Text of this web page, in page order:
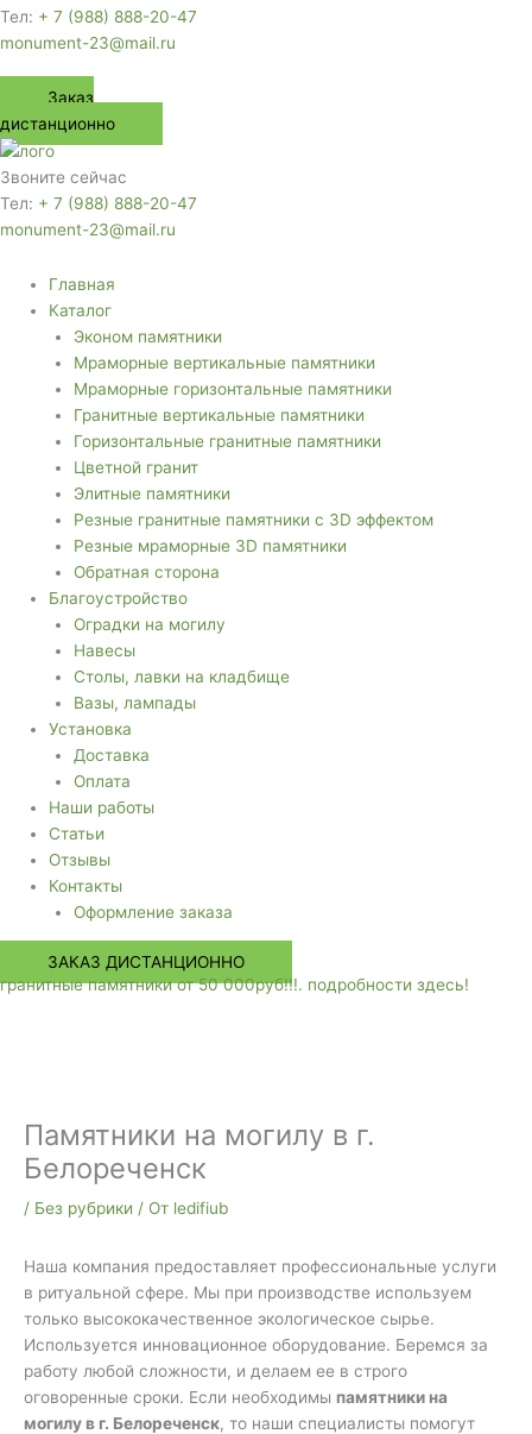
Тел: + 7 (988) 888-20-47
monument-23@mail.ru
Заказ
дистанционно
Звоните сейчас
Тел: + 7 (988) 888-20-47
monument-23@mail.ru
Главная
Каталог
Эконом памятники
Мраморные вертикальные памятники
Мраморные горизонтальные памятники
Гранитные вертикальные памятники
Горизонтальные гранитные памятники
Цветной гранит
Элитные памятники
Резные гранитные памятники с 3D эффектом
Резные мраморные 3D памятники
Обратная сторона
Благоустройство
Оградки на могилу
Навесы
Столы, лавки на кладбище
Вазы, лампады
Установка
Доставка
Оплата
Наши работы
Статьи
Отзывы
Контакты
Оформление заказа
ЗАКАЗ ДИСТАНЦИОННО
гранитные памятники от 50 000руб!!!. подробности здесь!
Памятники на могилу в г.
Белореченск
/ Без рубрики / От ledifiub
Наша компания предоставляет профессиональные услуги
в ритуальной сфере. Мы при производстве используем
только высококачественное экологическое сырье.
Используется инновационное оборудование. Беремся за
работу любой сложности, и делаем ее в строго
оговоренные сроки. Если необходимы памятники на
могилу в г. Белореченск, то наши специалисты помогут